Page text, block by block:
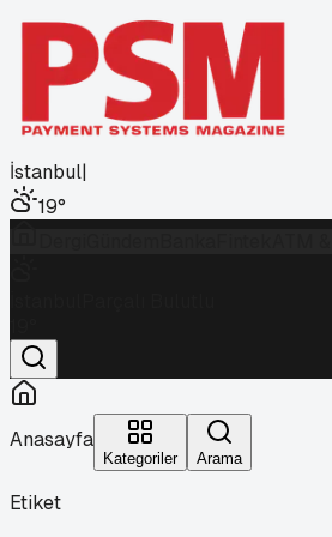
İstanbul|
19°
Anasayfa
Kategoriler Arama
Etiket